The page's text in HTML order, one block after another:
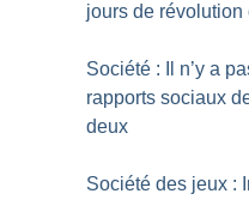
jours de
Société : Il n’y a
rapports sociaux
deux
Société des jeux :